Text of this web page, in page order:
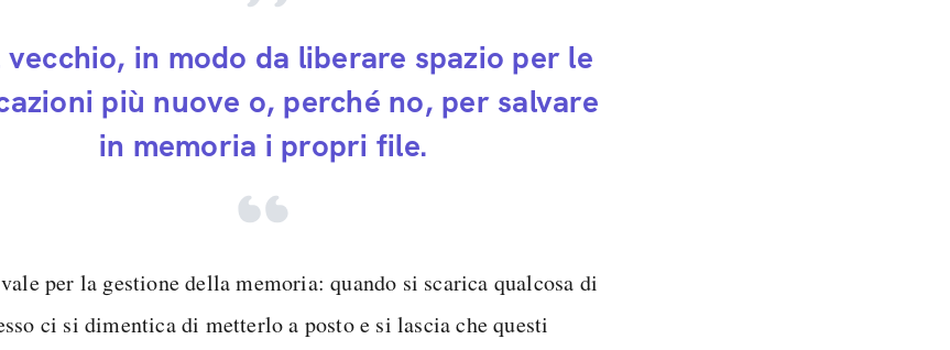
vecchio, in modo da liberare spazio per le
più nuove o, perché no, per salvare
in memoria i propri file.
per la gestione della memoria: quando si scarica qualcosa di
ci si dimentica di metterlo a posto e si lascia che questi